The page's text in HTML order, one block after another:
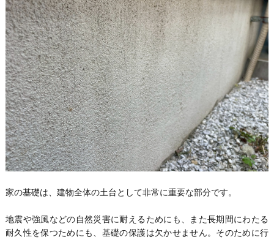
家の基礎は、建物全体の土台として非常に重要な部分です。
地震や強風などの自然災害に耐えるためにも、また長期間にわたる
耐久性を保つためにも、基礎の保護は欠かせません。そのために行